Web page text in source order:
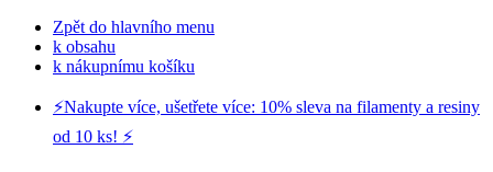
Zpět do hlavního menu
k obsahu
k nákupnímu košíku
⚡️Nakupte více, ušetřete více: 10% sleva na filamenty a resiny
od 10 ks! ⚡️